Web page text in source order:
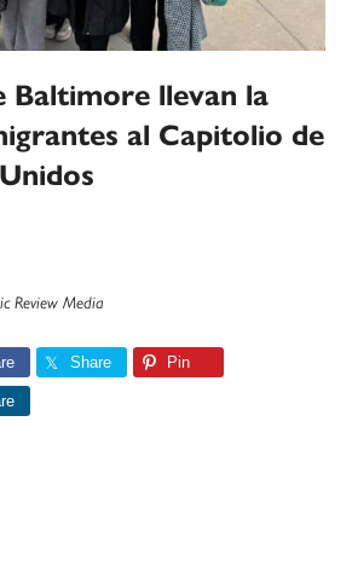
Baltimore llevan la
al Capitolio de
Review Media
Share Pin